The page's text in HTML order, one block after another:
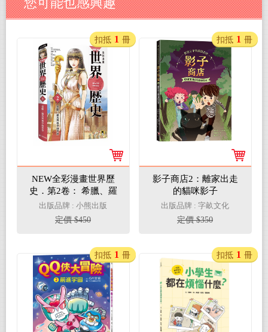
NEW全彩漫畫世界歷
史．第2卷： 希臘、羅
馬與地中海世界
出版品牌 : 小熊出版
定價 $450
扣抵 1 冊
影子商店2：離家出走
的貓咪影子
出版品牌 : 字畝文化
定價 $350
扣抵 1 冊
扣抵 1 冊 扣抵 1 冊